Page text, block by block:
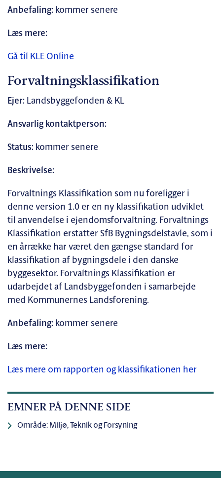
Anbefaling: kommer senere
Læs mere:
Gå til KLE Online
Forvaltningsklassifikation
Ejer: Landsbyggefonden & KL
Ansvarlig kontaktperson:
Status: kommer senere
Beskrivelse:
Forvaltnings Klassifikation som nu foreligger i
denne version 1.0 er en ny klassifikation udviklet
til anvendelse i ejendomsforvaltning. Forvaltnings
Klassifikation erstatter SfB Bygningsdelstavle, som i
en årrække har været den gængse standard for
klassifikation af bygningsdele i den danske
byggesektor. Forvaltnings Klassifikation er
udarbejdet af Landsbyggefonden i samarbejde
med Kommunernes Landsforening.
Anbefaling: kommer senere
Læs mere:
Læs mere om rapporten og klassifikationen her
EMNER PÅ DENNE SIDE
Område: Miljø, Teknik og Forsyning